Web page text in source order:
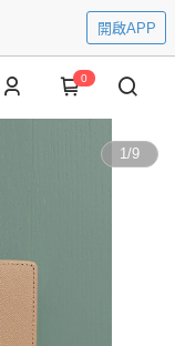
開啟APP
0
1/9